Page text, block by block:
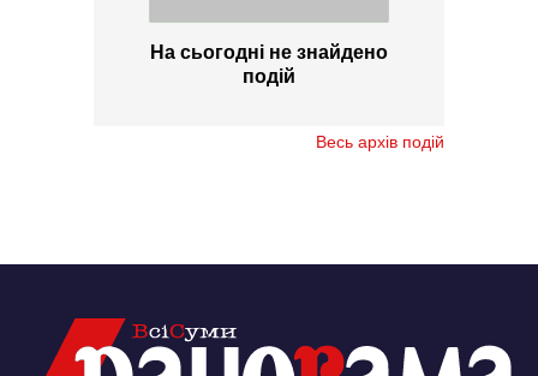
На сьогодні не знайдено
подій
Весь архів подій